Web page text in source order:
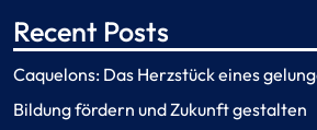
Recent Posts
Caquelons: Das Herzstück eines
Bildung fördern und Zukunft gestalten